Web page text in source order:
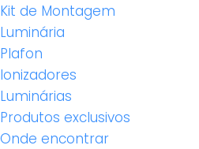
Kit de Montagem
Luminária
Plafon
Ionizadores
Luminárias
Produtos exclusivos
Onde encontrar